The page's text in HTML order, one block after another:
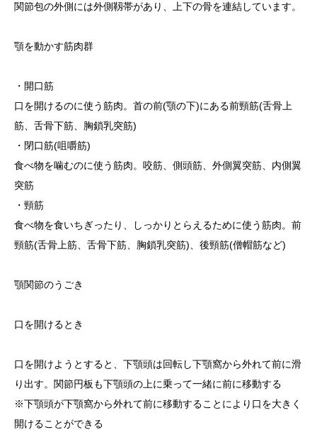
関節包の外側には外側靱帯があり、上下の骨を連結しています。
顎を動かす筋肉群
・開口筋
口を開けるのに使う筋肉。首の前(顎の下)にある前頸筋(舌骨上
筋、舌骨下筋、胸鎖乳突筋)
・閉口筋(咀嚼筋)
食べ物を噛むのに使う筋肉。咬筋、側頭筋、外側翼突筋、内側翼
突筋
・頸筋
食べ物を食いちぎったり、しっかりとらえるために使う筋肉。前
頸筋(舌骨上筋、舌骨下筋、胸鎖乳突筋)、後頸筋(僧帽筋など)
顎関節のうごき
口を開けるとき
口を開けようとすると、下顎頭は回転し下顎窩から外れて前に滑
り出す。関節円板も下顎頭の上に乗って一緒に前に移動する
※下顎頭が下顎窩から外れて前に移動することにより口を大きく
開けることができる